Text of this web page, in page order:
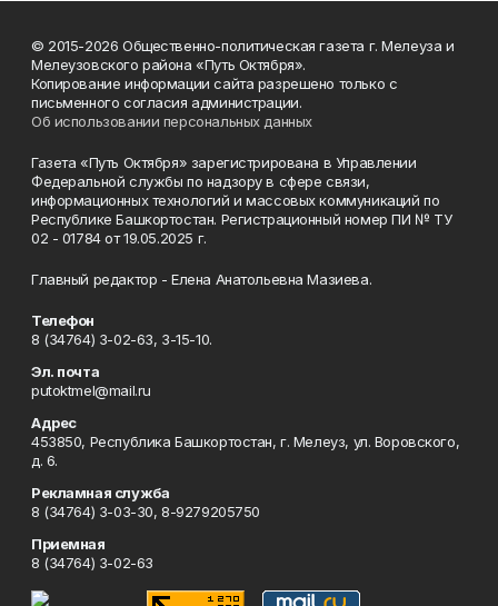
© 2015-2026 Общественно-политическая газета г. Мелеуза и
Мелеузовского района «Путь Октября».
Копирование информации сайта разрешено только с
письменного согласия администрации.
Об использовании персональных данных
Газета «Путь Октября» зарегистрирована в Управлении
Федеральной службы по надзору в сфере связи,
информационных технологий и массовых коммуникаций по
Республике Башкортостан. Регистрационный номер ПИ № ТУ
02 - 01784 от 19.05.2025 г.
Главный редактор - Елена Анатольевна Мазиева.
Телефон
8 (34764) 3-02-63, 3-15-10.
Эл. почта
putoktmel@mail.ru
Адрес
453850, Республика Башкортостан, г. Мелеуз, ул. Воровского,
д. 6.
Рекламная служба
8 (34764) 3-03-30, 8-9279205750
Приемная
8 (34764) 3-02-63